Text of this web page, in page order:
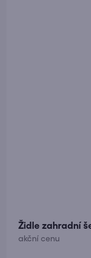
Židle zahradní
akční cenu